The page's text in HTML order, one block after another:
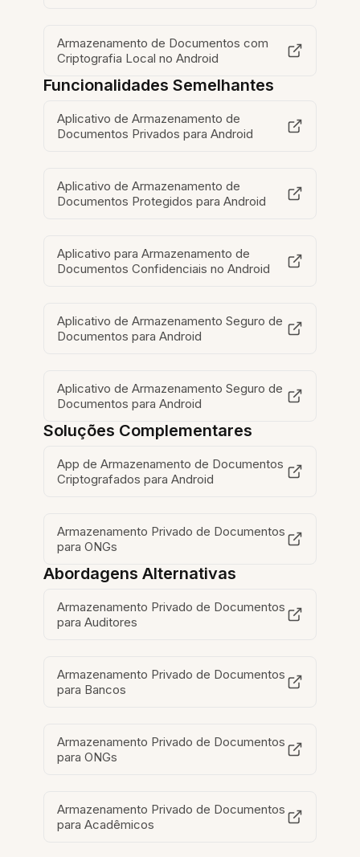
Armazenamento de Documentos com
Criptografia Local no Android
Funcionalidades Semelhantes
Aplicativo de Armazenamento de
Documentos Privados para Android
Aplicativo de Armazenamento de
Documentos Protegidos para Android
Aplicativo para Armazenamento de
Documentos Confidenciais no Android
Aplicativo de Armazenamento Seguro de
Documentos para Android
Aplicativo de Armazenamento Seguro de
Documentos para Android
Soluções Complementares
App de Armazenamento de Documentos
Criptografados para Android
Armazenamento Privado de Documentos
para ONGs
Abordagens Alternativas
Armazenamento Privado de Documentos
para Auditores
Armazenamento Privado de Documentos
para Bancos
Armazenamento Privado de Documentos
para ONGs
Armazenamento Privado de Documentos
para Acadêmicos